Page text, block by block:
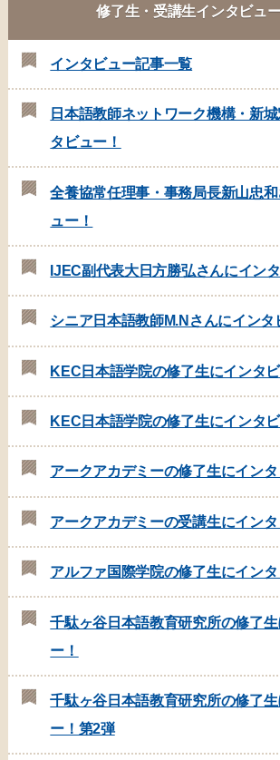
修了生・受講生インタビュ
インタビュー記事一覧
日本語教師ネットワーク機構・新
タビュー！
全養協常任理事・事務局長新山忠
ュー！
IJEC副代表大日方勝弘さんにイン
シニア日本語教師M.Nさんにインタ
KEC日本語学院の修了生にインタ
KEC日本語学院の修了生にインタ
アークアカデミーの修了生にインタ
アークアカデミーの受講生にインタ
アルファ国際学院の修了生にインタ
千駄ヶ谷日本語教育研究所の修了
ー！
千駄ヶ谷日本語教育研究所の修了
ー！第2弾